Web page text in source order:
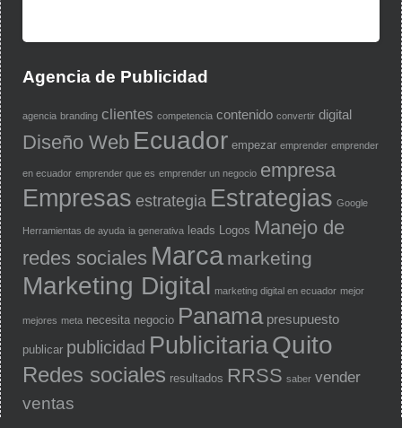
Agencia de Publicidad
agencia branding clientes competencia contenido convertir digital
Diseño Web Ecuador empezar emprender emprender
en ecuador emprender que es emprender un negocio empresa
Empresas estrategia Estrategias Google
Herramientas de ayuda ia generativa leads Logos Manejo de
redes sociales Marca marketing
Marketing Digital marketing digital en ecuador mejor
mejores meta necesita negocio Panama presupuesto
publicar publicidad PublicitariaQuito
Redes sociales resultados RRSS saber vender
ventas